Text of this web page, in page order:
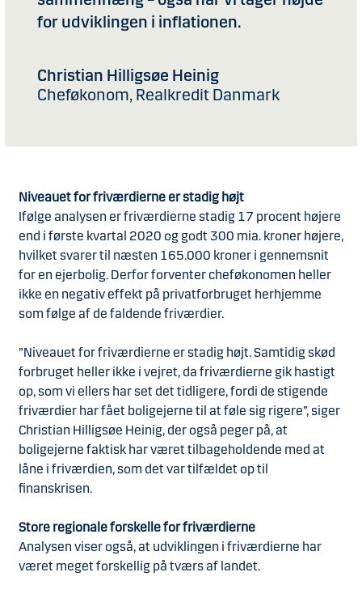
for udviklingen i inflationen.
Christian Hilligsøe Heinig
Cheføkonom, Realkredit Danmark
Niveauet for friværdierne er stadig højt
Ifølge analysen er friværdierne stadig 17 procent højere
end i første kvartal 2020 og godt 300 mia. kroner højere,
hvilket svarer til næsten 165.000 kroner i gennemsnit
for en ejerbolig. Derfor forventer cheføkonomen heller
ikke en negativ effekt på privatforbruget herhjemme
som følge af de faldende friværdier.
”Niveauet for friværdierne er stadig højt. Samtidig skød
forbruget heller ikke i vejret, da friværdierne gik hastigt
op, som vi ellers har set det tidligere, fordi de stigende
friværdier har fået boligejerne til at føle sig rigere”, siger
Christian Hilligsøe Heinig, der også peger på, at
boligejerne faktisk har været tilbageholdende med at
låne i friværdien, som det var tilfældet op til
finanskrisen.
Store regionale forskelle for friværdierne
Analysen viser også, at udviklingen i friværdierne har
været meget forskellig på tværs af landet.